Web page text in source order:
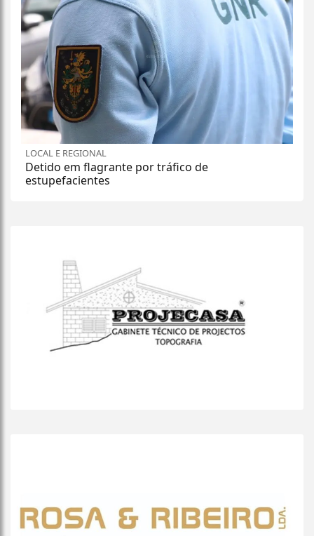
LOCAL E REGIONAL
Detido em flagrante por tráfico de
estupefacientes